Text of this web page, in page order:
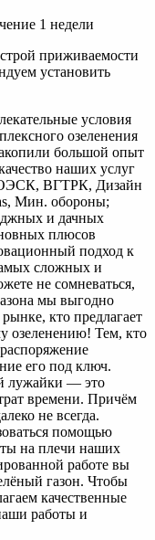
1 недели
приживаемости
установить
условия
озеленения
большой опыт
наших услуг
ВГТРК, Дизайн
Мин. обороны;
и дачных
плюсов
подход к
сложных и
не сомневаться,
мы выгодно
кто предлагает
озеленению! Тем, кто
его под ключ.
лужайки — это
времени. Причём
не всегда.
помощью
на плечи наших
работе вы
газон. Чтобы
качественные
работы и